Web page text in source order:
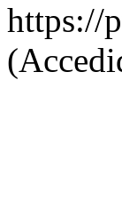
https://